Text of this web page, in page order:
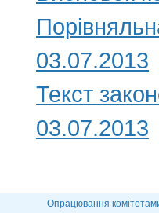
03.07.2013
Текст
03.07.2013
Опрацювання